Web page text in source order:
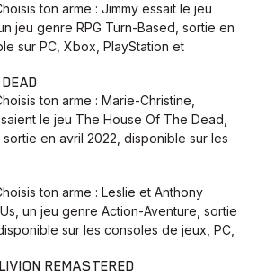
ton arme : Jimmy essait le jeu
jeu genre RPG Turn-Based, sortie en
sur PC, Xbox, PlayStation et
ton arme : Marie-Christine,
le jeu The House Of The Dead,
en avril 2022, disponible sur les
ton arme : Leslie et Anthony
un jeu genre Action-Aventure, sortie
sur les consoles de jeux, PC,
REMASTERED